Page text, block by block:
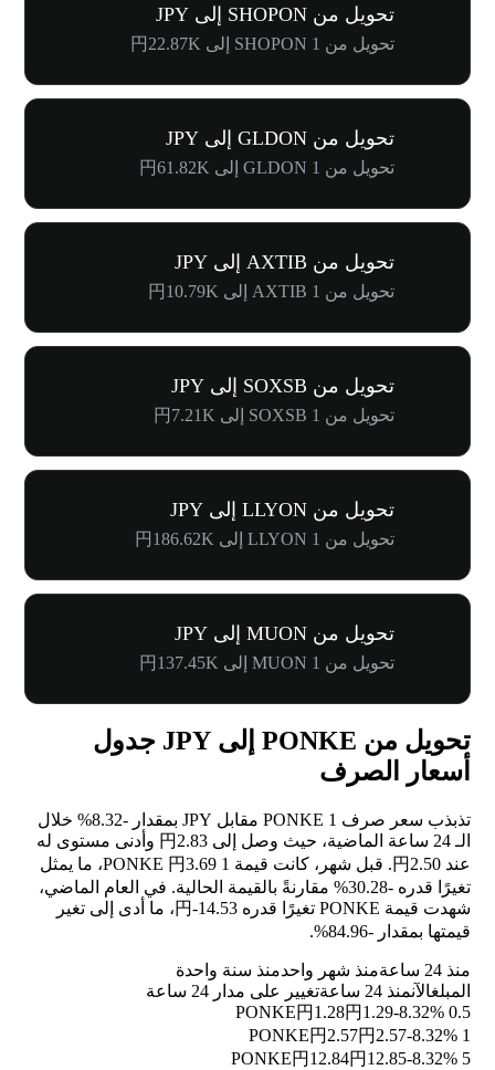
تحويل من SHOPON إلى JPY
تحويل من 1 SHOPON إلى 円22.87K
تحويل من GLDON إلى JPY
تحويل من 1 GLDON إلى 円61.82K
تحويل من AXTIB إلى JPY
تحويل من 1 AXTIB إلى 円10.79K
تحويل من SOXSB إلى JPY
تحويل من 1 SOXSB إلى 円7.21K
تحويل من LLYON إلى JPY
تحويل من 1 LLYON إلى 円186.62K
تحويل من MUON إلى JPY
تحويل من 1 MUON إلى 円137.45K
تحويل من PONKE إلى JPY جدول
أسعار الصرف
تذبذب سعر صرف 1 PONKE مقابل JPY بمقدار -8.32%
خلال
الـ 24 ساعة الماضية، حيث وصل إلى 円2.83 وأدنى مستوى له
عند 円2.50. قبل شهر، كانت قيمة 1 PONKE 円3.69، ما يمثل
تغيرًا قدره -30.28%
مقارنةً بالقيمة الحالية. في العام الماضي،
شهدت قيمة PONKE تغيرًا قدره 円-14.53، ما أدى إلى تغير
قيمتها بمقدار -84.96%
.
منذ 24 ساعة منذ شهر واحدمنذ سنة واحدة
المبلغالآنمنذ 24 ساعة
تغيير على مدار 24 ساعة
0.5 PONKE
円1.28円1.29-8.32%
1 PONKE
円2.57円2.57-8.32%
5 PONKE
円12.84円12.85-8.32%